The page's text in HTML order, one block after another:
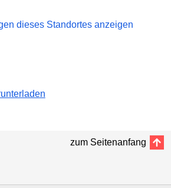
dieses Standortes anzeigen
zum Seitenanfang